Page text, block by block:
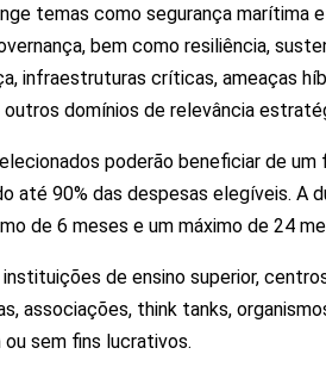
temas como segurança marítima
bem como resiliência,
infraestruturas críticas, ameaças
domínios de relevância
poderão beneficiar de
até 90% das despesas elegíveis. A
de 6 meses e um máximo de 24
de ensino superior,
associações, think tanks,
ou sem fins lucrativos.